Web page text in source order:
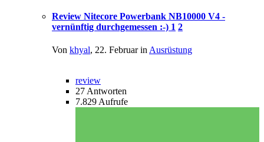
Review Nitecore Powerbank NB10000 V4 -
vernünftig durchgemessen :-) 1 2
Von khyal, 22. Februarin Ausrüstung
review
27 Antworten
7.829 Aufrufe